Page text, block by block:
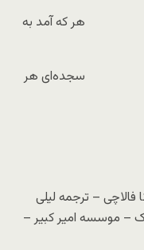
بودم هر که آمد به
سجده‌ای هر
– ترجمه لیلی
– موسسه امیر کبیر –